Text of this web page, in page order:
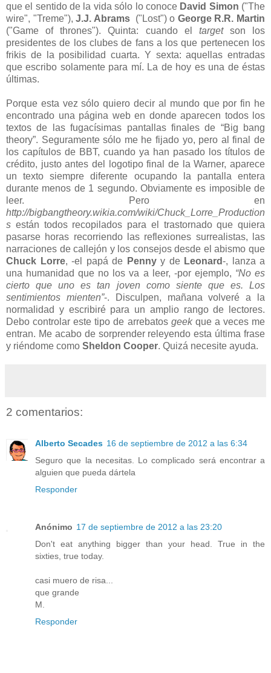
que el sentido de la vida sólo lo conoce David Simon ("The
wire", "Treme"),J.J. Abrams("Lost") o George R.R. Martin
("Game of thrones"). Quinta: cuando el targetson los
presidentes de los clubes de fans a los que pertenecen los
frikis de la posibilidad cuarta. Y sexta: aquellas entradas
que escribo solamente para mí. La de hoy es una de éstas
últimas.
Porque esta vez sólo quiero decir al mundo que por fin he
encontrado una página web en donde aparecen todos los
textos de las fugacísimas pantallas finales de “Big bang
theory”. Seguramente sólo me he fijado yo, pero al final de
los capítulos de BBT, cuando ya han pasado los títulos de
crédito, justo antes del logotipo final de la Warner, aparece
un texto siempre diferente ocupando la pantalla entera
durante menos de 1 segundo. Obviamente es imposible de
leer. Pero en
http://bigbangtheory.wikia.com/wiki/Chuck_Lorre_Production
s están todos recopilados para el trastornado que quiera
pasarse horas recorriendo las reflexiones surrealistas, las
narraciones de callejón y los consejos desde el abismo que
Chuck Lorre, -el papá de Pennyy de Leonard-, lanza a
una humanidad que no los va a leer, -por ejemplo, “No es
cierto que uno es tan joven como siente que es. Los
sentimientos mienten”-. Disculpen, mañana volveré a la
normalidad y escribiré para un amplio rango de lectores.
Debo controlar este tipo de arrebatos geekque a veces me
entran. Me acabo de sorprender releyendo esta última frase
y riéndome como Sheldon Cooper. Quizá necesite ayuda.
2 comentarios:
Alberto Secades 16 de septiembre de 2012 a las 6:34
Seguro que la necesitas. Lo complicado será encontrar a
alguien que pueda dártela
Responder
Anónimo 17 de septiembre de 2012 a las 23:20
Don't eat anything bigger than your head. True in the
sixties, true today.
casi muero de risa...
que grande
M.
Responder